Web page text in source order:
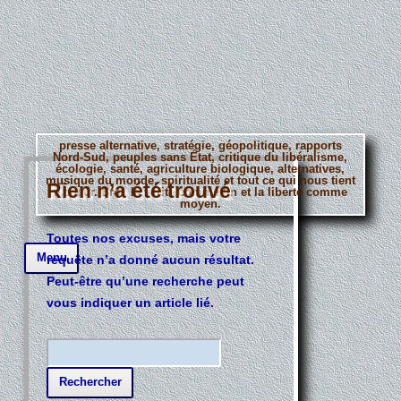
presse alternative, stratégie, géopolitique, rapports
Nord-Sud, peuples sans État, critique du libéralisme,
écologie, santé, agriculture biologique, alternatives,
musique du monde, spiritualité et tout ce qui nous tient
à coeur. Bref, la vérité comme fin et la liberté comme
moyen.
Menu
Aller
au
contenu
principal
Rien n’a été trouvé
Toutes nos excuses, mais votre
requête n’a donné aucun résultat.
Peut-être qu’une recherche peut
vous indiquer un article lié.
e